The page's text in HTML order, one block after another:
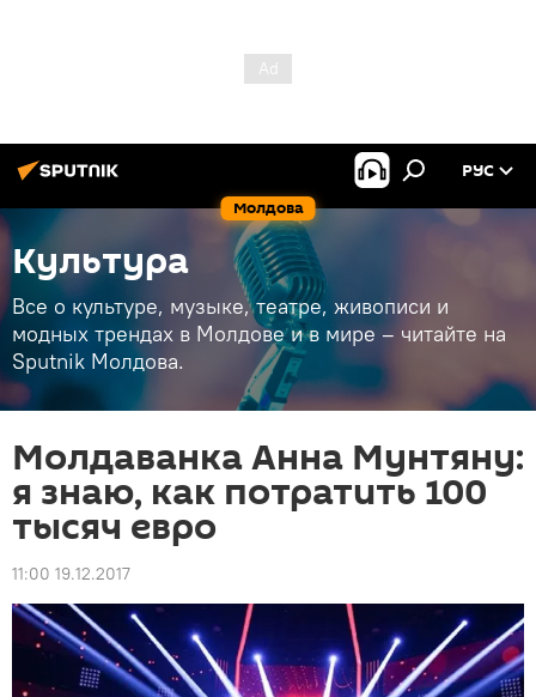
Молдова
РУС
Культура
Все о культуре, музыке, театре, живописи и
модных трендах в Молдове и в мире – читайте на
Sputnik Молдова.
Молдаванка Анна Мунтяну:
я знаю, как потратить 100
тысяч евро
11:00 19.12.2017